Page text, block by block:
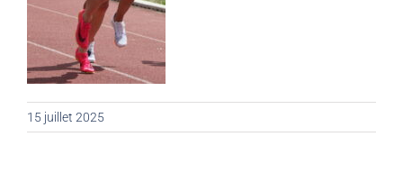
15 juillet 2025